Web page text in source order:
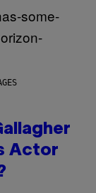
Actor